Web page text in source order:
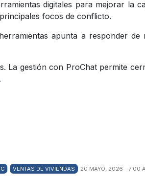
digitales para mejorar la
focos de conflicto.
apunta a responder
gestión con ProChat permite
VENTAS DE VIVIENDAS 20 MAYO, 2026 - 7:00